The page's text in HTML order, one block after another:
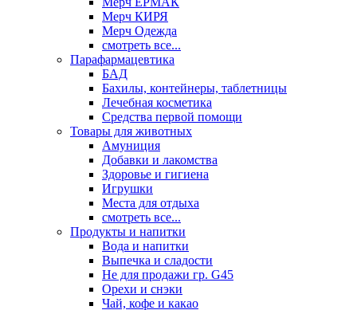
Мерч КИРЯ
Мерч Одежда
смотреть все...
Парафармацевтика
БАД
Бахилы, контейнеры, таблетницы
Лечебная косметика
Средства первой помощи
Товары для животных
Амуниция
Добавки и лакомства
Здоровье и гигиена
Игрушки
Места для отдыха
смотреть все...
Продукты и напитки
Вода и напитки
Выпечка и сладости
Не для продажи гр. G45
Орехи и снэки
Чай, кофе и какао